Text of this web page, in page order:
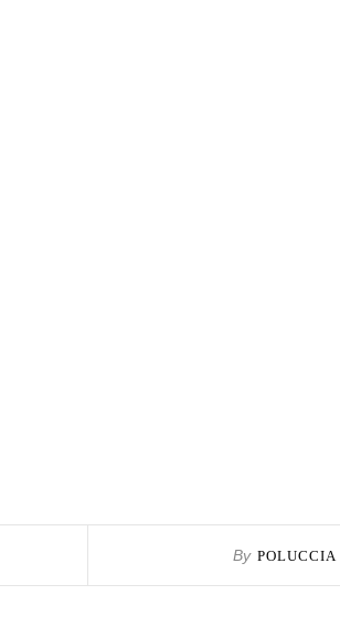
By POLUCCIA